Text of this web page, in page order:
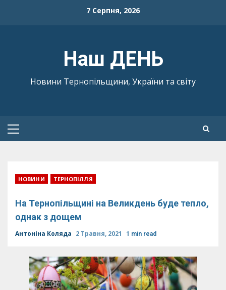
7 Серпня, 2026
Наш ДЕНЬ
Новини Тернопільщини, України та світу
Primary
НОВИНИ ТЕРНОПІЛЛЯ
На Тернопільщині на Великдень буде тепло,
однак з дощем
Антоніна Коляда 2 Травня, 2021 1 min read